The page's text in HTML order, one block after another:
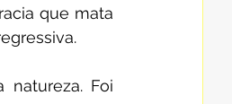
que mata
Foi